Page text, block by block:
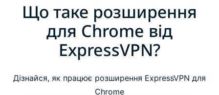
Що таке розширення
для Chrome від
ExpressVPN?
Дізнайся, як працює розширення ExpressVPN для
Chrome